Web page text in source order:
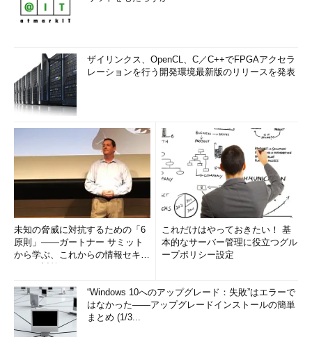
ザイリンクス、OpenCL、C／C++でFPGAアクセラ
レーションを行う開発環境最新版のリリースを発表
未知の脅威に対抗するための「6
原則」――ガートナー サミット
から学ぶ、これからの情報セキュ
これだけはやっておきたい！ 基
本的なサーバー管理に役立つグル
ープポリシー設定
“Windows 10へのアップグレード：失敗”はエラーで
はなかった――アップグレードインストールの簡単
まとめ (1/3...